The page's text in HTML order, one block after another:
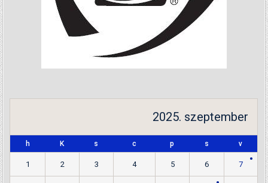
2025. szeptember
h K s c p s v
1 2 3 4 5 6 7